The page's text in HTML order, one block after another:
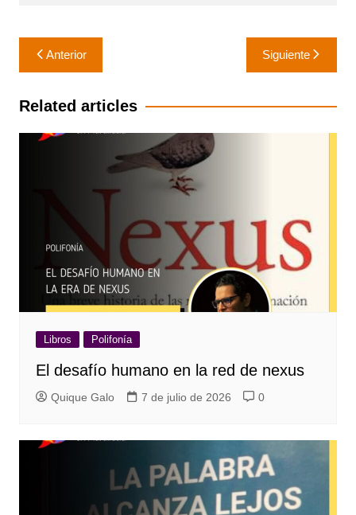
Navegación
de
entradas
Anterior Siguiente
Related articles
Libros Polifonía
El desafío humano en la red de nexus
Quique Galo 7 de julio de 2026 0